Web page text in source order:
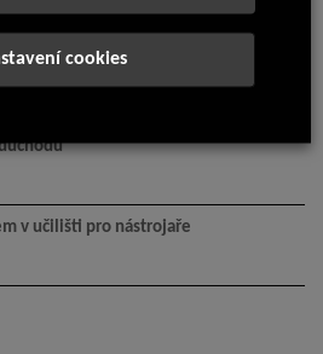
v učilišti pro nástrojaře
cookies